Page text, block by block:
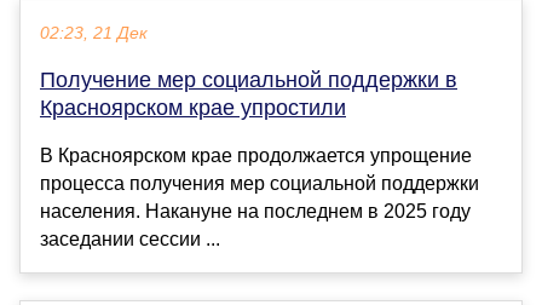
02:23, 21 Дек
Получение мер социальной поддержки в
Красноярском крае упростили
В Красноярском крае продолжается упрощение
процесса получения мер социальной поддержки
населения. Накануне на последнем в 2025 году
заседании сессии ...